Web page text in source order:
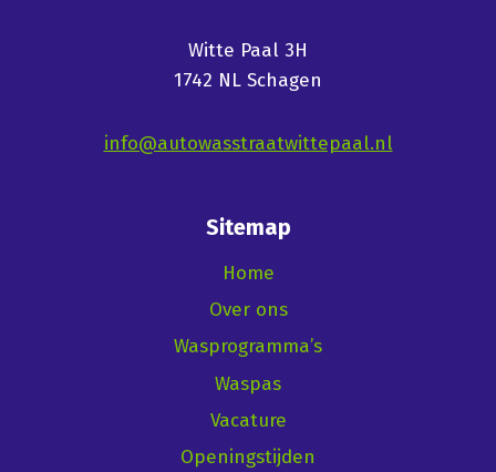
Witte Paal 3H
1742 NL Schagen
info@autowasstraatwittepaal.nl
Sitemap
Home
Over ons
Wasprogramma’s
Waspas
Vacature
Openingstijden